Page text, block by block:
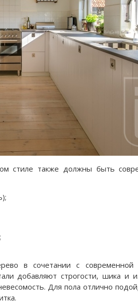
стиле также должны быть
в сочетании с современной
добавляют строгости, шика и
Для пола отлично